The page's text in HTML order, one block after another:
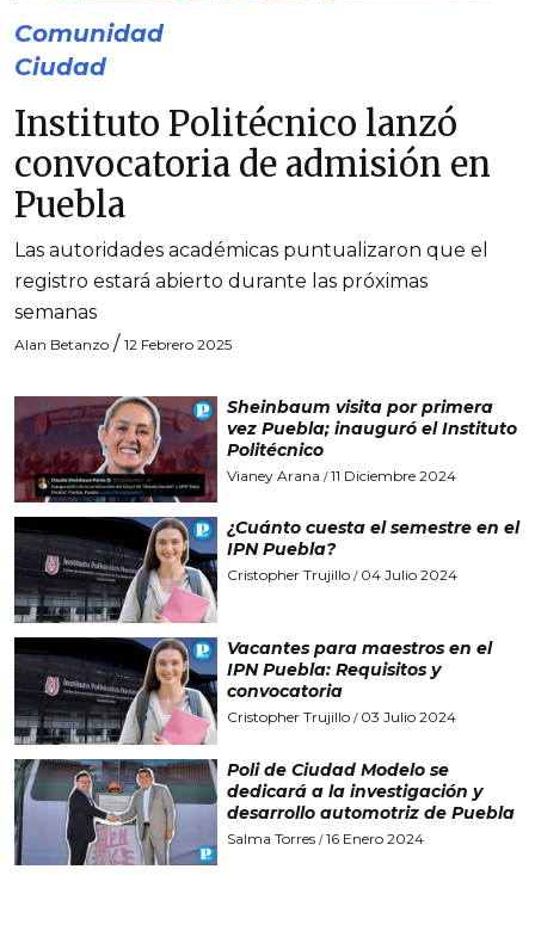
Comunidad
Ciudad
Instituto Politécnico lanzó
convocatoria de admisión en
Puebla
Las autoridades académicas puntualizaron que el
registro estará abierto durante las próximas
semanas
Alan Betanzo / 12 Febrero 2025
Sheinbaum visita por primera
vez Puebla; inauguró el Instituto
Politécnico
Vianey Arana /11 Diciembre 2024
¿Cuánto cuesta el semestre en el
IPN Puebla?
Cristopher Trujillo/ 04 Julio 2024
Vacantes para maestros en el
IPN Puebla: Requisitos y
convocatoria
Cristopher Trujillo/ 03 Julio 2024
Poli de Ciudad Modelo se
dedicará a la investigación y
desarrollo automotriz de Puebla
Salma Torres/16 Enero 2024